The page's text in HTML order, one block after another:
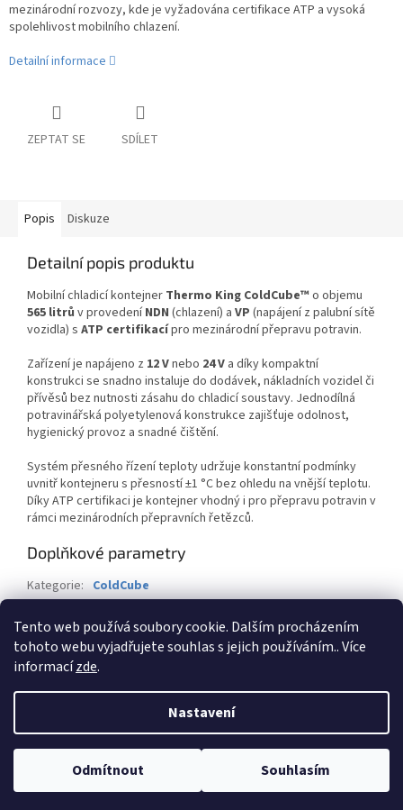
Tento web používá soubory cookie. Dalším procházením
tohoto webu vyjadřujete souhlas s jejich používáním.. Více
informacízde.
Nastavení
Odmítnout Souhlasím
mezinárodní rozvozy, kde je vyžadována certifikace ATP a vysoká
spolehlivost mobilního chlazení.
Detailní informace
ZEPTAT SE SDÍLET
Popis Diskuze
Detailní popis produktu
Mobilní chladicí kontejner Thermo King ColdCube™ o objemu
565 litrů v provedeníNDN (chlazení) a VP (napájení z palubní sítě
vozidla) s ATP certifikacípro mezinárodní přepravu potravin.
Zařízení je napájeno z 12 Vnebo 24 V a díky kompaktní
konstrukci se snadno instaluje do dodávek, nákladních vozidel či
přívěsů bez nutnosti zásahu do chladicí soustavy. Jednodílná
potravinářská polyetylenová konstrukce zajišťuje odolnost,
hygienický provoz a snadné čištění.
Systém přesného řízení teploty udržuje konstantní podmínky
uvnitř kontejneru s přesností ±1 °C bez ohledu na vnější teplotu.
Díky ATP certifikaci je kontejner vhodný i pro přepravu potravin v
rámci mezinárodních přepravních řetězců.
Doplňkové parametry
Kategorie: ColdCube
Hmotnost
145 kg
Vytvořil Shoptet
Copyright 2026BTK-Servis CZ s.r.o. . Všechna práva vyhrazena.